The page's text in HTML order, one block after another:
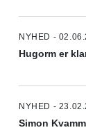
NYHED -
Hugorm er
NYHED -
Simon